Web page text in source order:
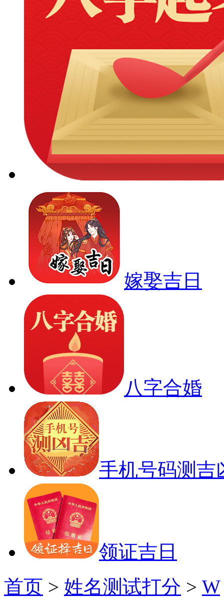
嫁娶吉日
八字合婚
手机号码测吉
领证吉日
首页 > 姓名测试打分 > W